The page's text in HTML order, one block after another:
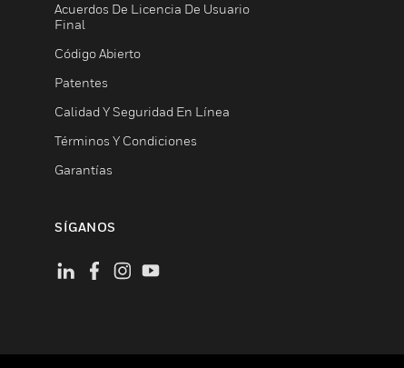
Acuerdos De Licencia De Usuario
Final
Código Abierto
Patentes
Calidad Y Seguridad En Línea
Términos Y Condiciones
Garantías
SÍGANOS